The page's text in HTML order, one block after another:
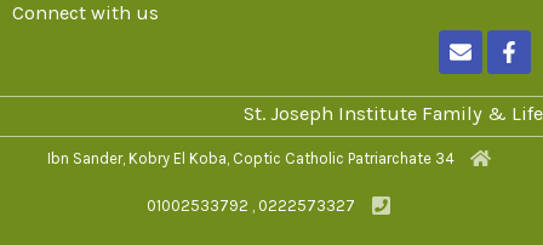
Connect with us
F
a
e
b
E
n
e
l
o
p
St. Joseph Institute Family & Life
34 Ibn Sander, Kobry El Koba, Coptic Catholic Patriarchate
0222573327 , 01002533792